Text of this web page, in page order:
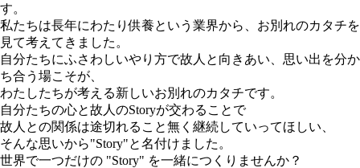
す。
私たちは長年にわたり供養という業界から、お別れのカタチを
見て考えてきました。
自分たちにふさわしいやり方で故人と向きあい、思い出を分か
ち合う場こそが、
わたしたちが考える新しいお別れのカタチです。
自分たちの心と故人のStoryが交わることで
故人との関係は途切れること無く継続していってほしい、
そんな思いから"Story"と名付けました。
世界で一つだけの "Story" を一緒につくりませんか？